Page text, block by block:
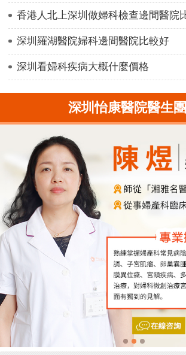
香港人北上深圳做婦科檢查邊間醫院
深圳羅湖醫院婦科邊間醫院比較好
深圳看婦科疾病大概什麼價格
深圳怡康醫院醫生